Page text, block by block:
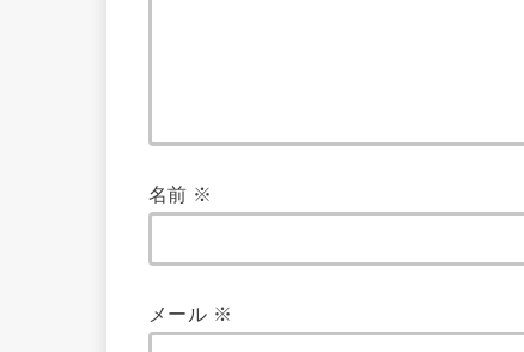
名前 ※
メール ※